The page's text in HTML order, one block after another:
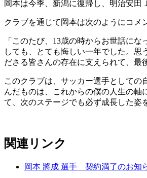
岡本は今季、新潟に復帰し、明治安田
クラブを通じて岡本は次のようにコメ
「このたび、13歳の時からお世話に
しても、とても悔しい一年でした。
ださる皆さんの存在に支えられて、最
このクラブは、サッカー選手として
んだものは、これからの僕の人生の
て、次のステージでも必ず成長した姿
関連リンク
岡本 將成 選手 契約満了のお知